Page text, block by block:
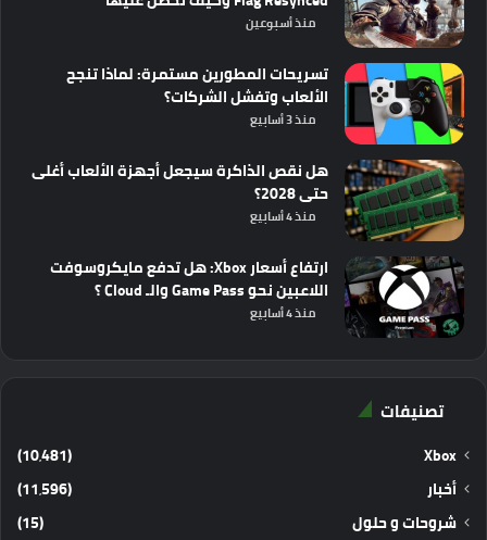
منذ أسبوعين
تسريحات المطورين مستمرة: لماذا تنجح
الألعاب وتفشل الشركات؟
منذ 3 أسابيع
هل نقص الذاكرة سيجعل أجهزة الألعاب أغلى
حتى 2028؟
منذ 4 أسابيع
ارتفاع أسعار Xbox: هل تدفع مايكروسوفت
اللاعبين نحو Game Pass والـ Cloud ؟
منذ 4 أسابيع
تصنيفات
Xbox
(10٬481)
أخبار
(11٬596)
شروحات و حلول
(15)